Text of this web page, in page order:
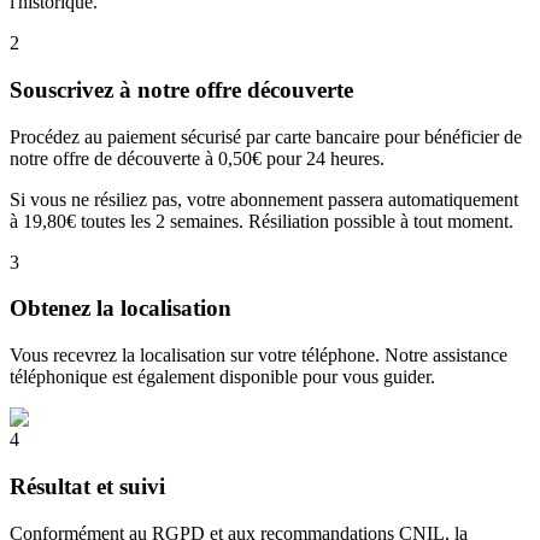
2
Souscrivez à notre offre découverte
Procédez au paiement sécurisé par carte bancaire pour bénéficier de
notre offre de découverte à 0,50€ pour 24 heures.
Si vous ne résiliez pas, votre abonnement passera automatiquement
à 19,80€ toutes les 2 semaines. Résiliation possible à tout moment.
3
Obtenez la localisation
Vous recevrez la localisation sur votre téléphone. Notre assistance
téléphonique est également disponible pour vous guider.
4
Résultat et suivi
Conformément au RGPD et aux recommandations CNIL, la